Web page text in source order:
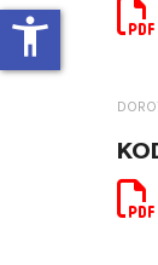
accessibility_new